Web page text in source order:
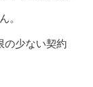
。
の少ない契約